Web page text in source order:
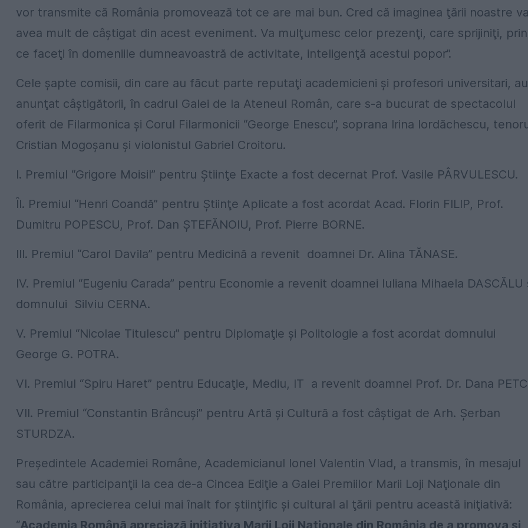
vor transmite că România promovează tot ce are mai bun. Cred că imaginea ţării noastre
avea mult de câştigat din acest eveniment. Va mulţumesc celor prezenţi, care sprijiniţi, prin
ce faceţi în domeniile dumneavoastră de activitate, inteligenţă acestui popor”.
Cele şapte comisii, din care au făcut parte reputaţi academicieni şi profesori universitari, au
anunţat câştigătorii, în cadrul Galei de la Ateneul Român, care s-a bucurat de spectacolul
oferit de Filarmonica şi Corul Filarmonicii “George Enescu”, soprana Irina Iordăchescu,
Cristian Mogoşanu şi violonistul Gabriel Croitoru.
I. Premiul “Grigore Moisil” pentru Ştiinţe Exacte a fost decernat Prof. Vasile PÂRVULESCU.
ÎI. Premiul “Henri Coandă” pentru Ştiinţe Aplicate a fost acordat Acad. Florin FILIP, Prof.
Dumitru POPESCU, Prof. Dan ŞTEFĂNOIU, Prof. Pierre BORNE.
III. Premiul “Carol Davila” pentru Medicină a revenit doamnei Dr. Alina TĂNASE.
IV. Premiul “Eugeniu Carada” pentru Economie a revenit doamnei Iuliana Mihaela DASCĂLU
domnului Silviu CERNA.
V. Premiul “Nicolae Titulescu” pentru Diplomaţie şi Politologie a fost acordat domnului
George G. POTRA.
VI. Premiul “Spiru Haret” pentru Educaţie, Mediu, IT a revenit doamnei Prof. Dr. Dana
VII. Premiul “Constantin Brâncuşi” pentru Artă şi Cultură a fost câştigat de Arh. Şerban
STURDZA.
Preşedintele Academiei Române, Academicianul Ionel Valentin Vlad, a transmis, în mesajul
sau către participanţii la cea de-a Cincea Ediţie a Galei Premiilor Marii Loji Naţionale din
România, aprecierea celui mai înalt for ştiinţific şi cultural al ţării pentru această iniţiativă:
“Academia Română apreciază iniţiativa Marii Loji Naţionale din România de a promova şi